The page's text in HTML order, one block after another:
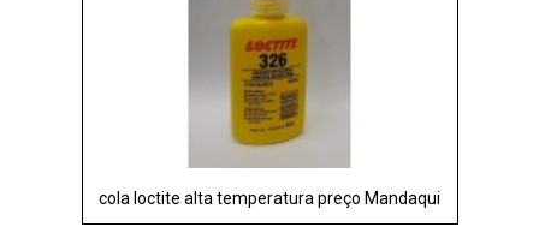
cola loctite alta temperatura preço Mandaqui